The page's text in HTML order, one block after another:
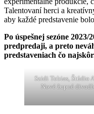
Talentovaní herci a
aby každé predstavenie
Po úspešnej sezóne
predpredaji, a preto
predstaveniach čo
Szidi Tobias, Štúdio
Nové župné